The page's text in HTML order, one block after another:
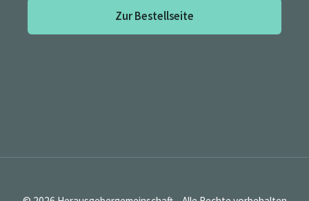
Zur Bestellseite